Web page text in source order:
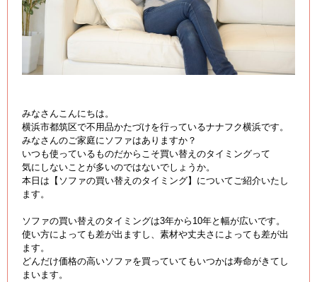
みなさんこんにちは。
横浜市都筑区で不用品かたづけを行っているナナフク横浜です。
みなさんのご家庭にソファはありますか？
いつも使っているものだからこそ買い替えのタイミングって
気にしないことが多いのではないでしょうか。
本日は【ソファの買い替えのタイミング】についてご紹介いたし
ます。
ソファの買い替えのタイミングは3年から10年と幅が広いです。
使い方によっても差が出ますし、素材や丈夫さによっても差が出
ます。
どんだけ価格の高いソファを買っていてもいつかは寿命がきてし
まいます。